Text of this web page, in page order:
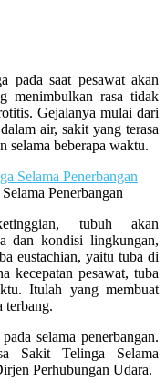
pada saat pesawat akan
menimbulkan rasa tidak
Gejalanya mulai dari
air, sakit yang terasa
selama beberapa waktu.
Penerbangan
tubuh akan
dan kondisi lingkungan,
eustachian, yaitu tuba di
kecepatan pesawat, tuba
Itulah yang membuat
terbang.
selama penerbangan.
Sakit Telinga Selama
Perhubungan Udara.